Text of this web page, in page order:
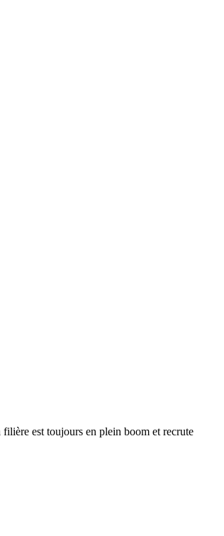
est toujours en plein boom et recrute